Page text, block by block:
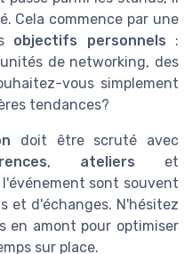
Cela commence par une
objectifs personnels :
de networking, des
vous simplement
tendances?
doit être scruté avec
, ateliers et
sont souvent
et d'échanges. N'hésitez
en amont pour optimiser
sur place.